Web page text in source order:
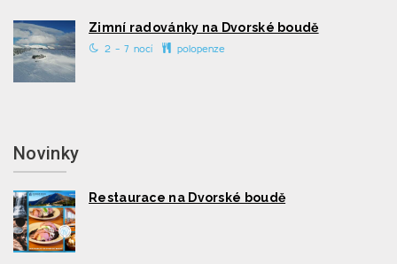
Zimní radovánky na Dvorské boudě
2 - 7 nocí polopenze
Novinky
Restaurace na Dvorské boudě